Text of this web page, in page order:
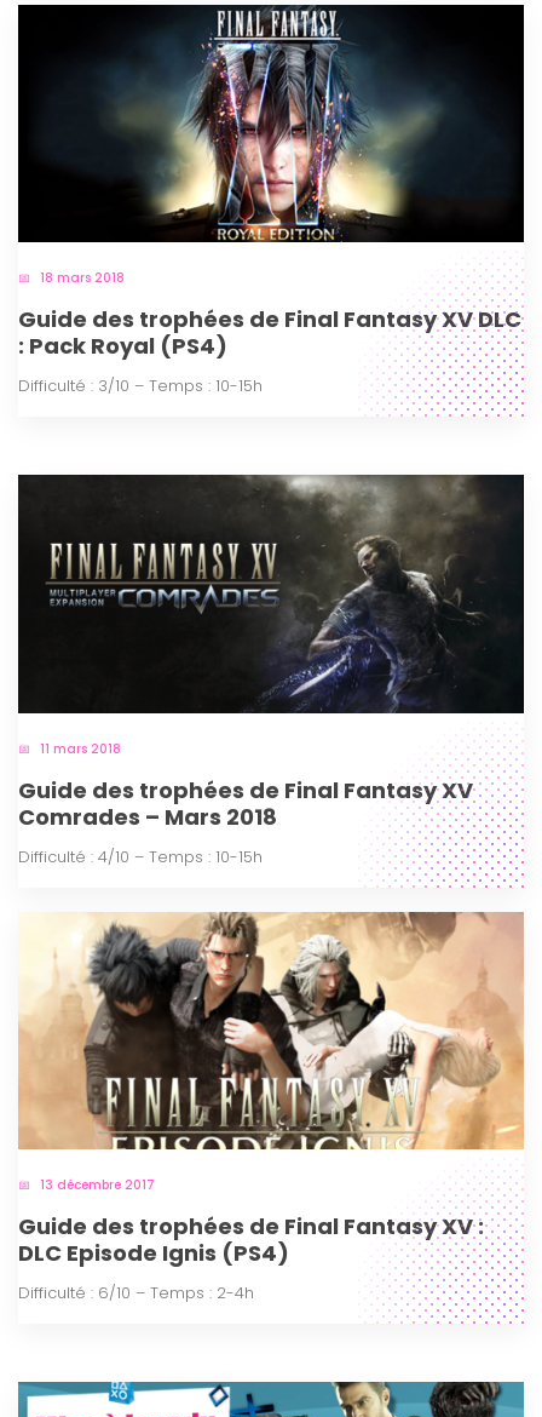
18 mars 2018
Guide des trophées de Final Fantasy XV DLC
: Pack Royal (PS4)
Difficulté : 3/10 – Temps : 10-15h
11 mars 2018
Guide des trophées de Final Fantasy XV
Comrades – Mars 2018
Difficulté : 4/10 – Temps : 10-15h
13 décembre 2017
Guide des trophées de Final Fantasy XV :
DLC Episode Ignis (PS4)
Difficulté : 6/10 – Temps : 2-4h